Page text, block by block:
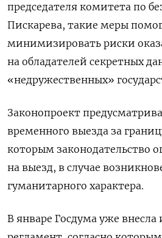
председателя комитета по
Пискарева, такие меры
минимизировать риски
на обладателей секретных
«недружественных»
Законопроект
временного выезда за
которым законодательство
на выезд, в случае
гуманитарного характера.
В январе Госдума уже